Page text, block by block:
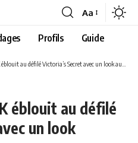
Aa
Profils Guide
au défilé Victoria’s Secret avec un look audacieux
éblouit au défilé
un look